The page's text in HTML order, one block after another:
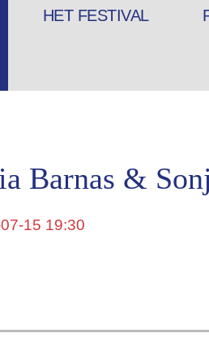
HET FESTIVAL
Barnas &
15 19:30